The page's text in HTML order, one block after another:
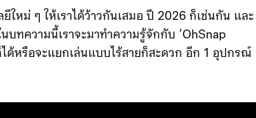
หม่ ๆ ให้เราได้ว้าวกันเสมอ ปี 2026 ก็เช่นกัน และ
บทความนี้เราจะมาทำความรู้จักกับ ‘OhSnap
ด้หรือจะแยกเล่นแบบไร้สายก็สะดวก อีก 1 อุปกรณ์